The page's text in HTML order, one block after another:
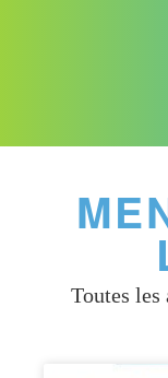
Toutes les